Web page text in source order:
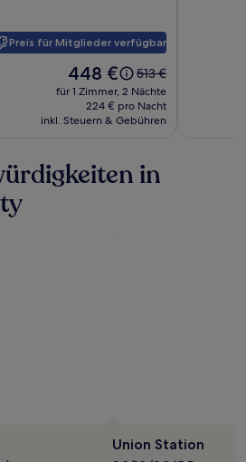
Preis für Mitglieder verfügbar
Der
Preis
beträgt
448 €.
448 €
Der
alte
Preis
war
weitere
Informationen
513 €
für 1 Zimmer, 2 Nächte
224 € pro Nacht
inkl. Steuern & Gebühren
in
Union Station